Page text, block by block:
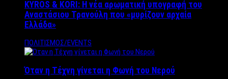
KYROS & KORI: Η νέα αρωματική υπογραφή του
Αναστάσιου Τρανούλη που «μυρίζουν αρχαία
Ελλάδα»
ΠΟΛΙΤΙΣΜΟΣ/EVENTS
Όταν η Τέχνη γίνεται η Φωνή του Νερού